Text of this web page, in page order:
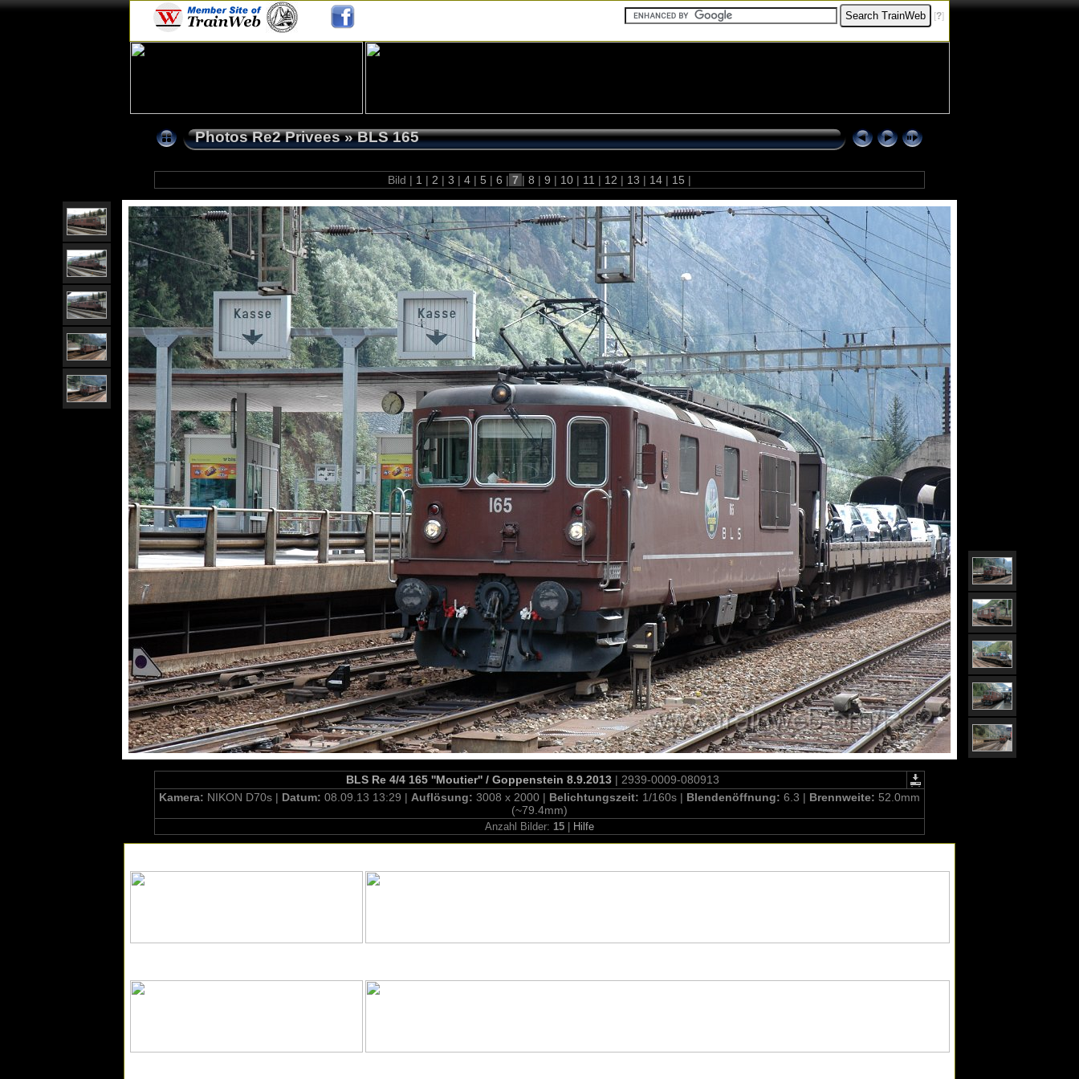
[?]
Photos Re2 Privees»BLS 165
Bild | 1 | 2 | 3 | 4 | 5 | 6 | 7 | 8 | 9 | 10 | 11 | 12 | 13 | 14 | 15 |
BLS Re 4/4 165 ''Moutier'' / Goppenstein 8.9.2013| 2939-0009-080913
Kamera: NIKON D70s | Datum: 08.09.13 13:29 | Auflösung: 3008 x 2000 | Belichtungszeit: 1/160s | Blendenöffnung: 6.3 | Brennweite: 52.0mm
(~79.4mm)
Anzahl Bilder: 15 Hilfe